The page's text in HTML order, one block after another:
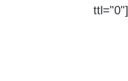
ttl="0"]